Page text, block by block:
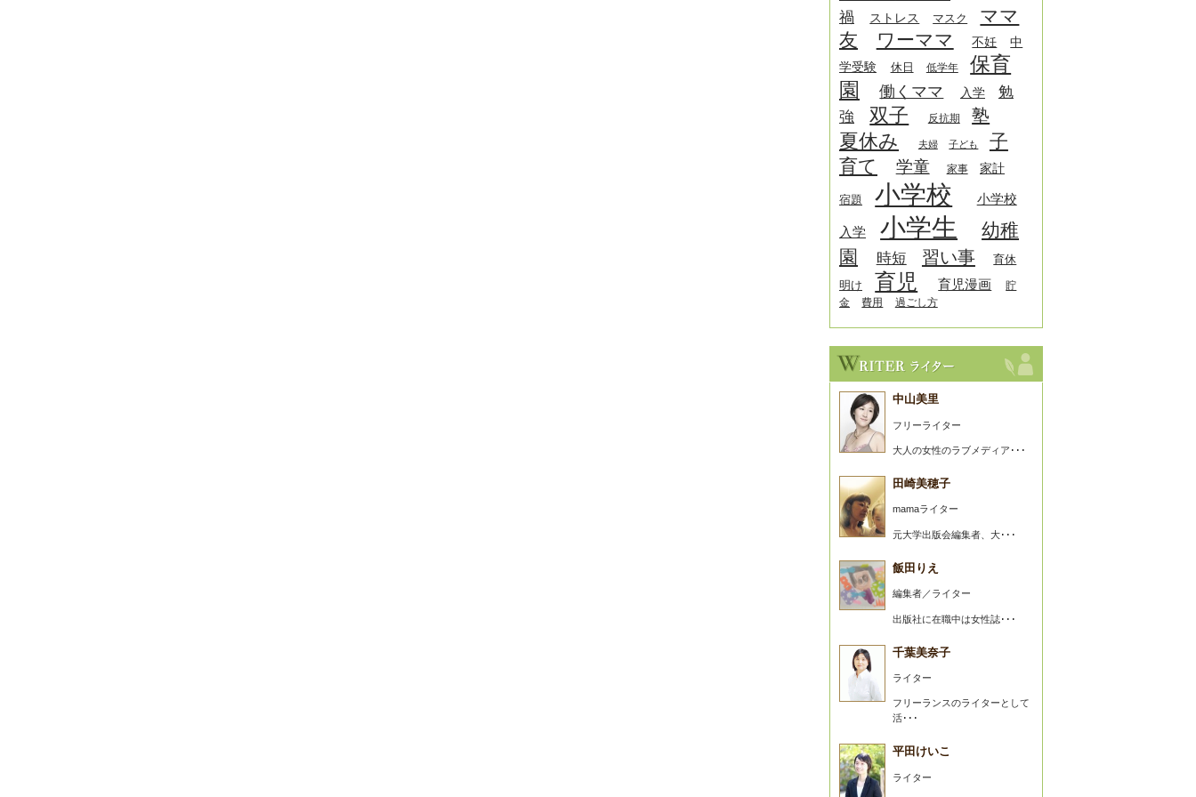
禍
ストレス マスク
ママ
友
ワーママ 不妊
中
学受験
休日 低学年
保育
園
働くママ 入学
勉
強
双子 反抗期 塾
夏休み 夫婦 子ども
子
育て
学童 家事 家計
宿題 小学校 小学校
入学 小学生
幼稚
園
時短 習い事
育休
明け
育児 育児漫画
貯
金
費用 過ごし方
中山美里
フリーライター
大人の女性のラブメディア･･･
田崎美穂子
mamaライター
元大学出版会編集者、大･･･
飯田りえ
編集者／ライター
出版社に在職中は女性誌･･･
千葉美奈子
ライター
フリーランスのライターとして
活･･･
平田けいこ
ライター